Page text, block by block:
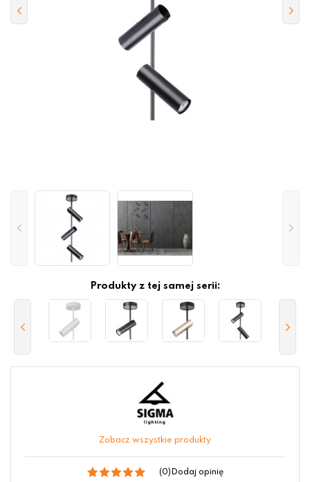
Produkty z tej samej serii:
Zobacz wszystkie produkty
(0) Dodaj opinię